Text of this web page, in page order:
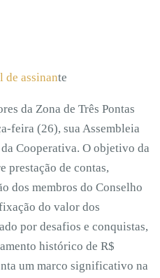
de assinante
da Zona de Três Pontas
feira (26), sua Assembleia
Cooperativa. O objetivo da
prestação de contas,
dos membros do Conselho
do valor dos
por desafios e conquistas,
histórico de R$
um marco significativo na